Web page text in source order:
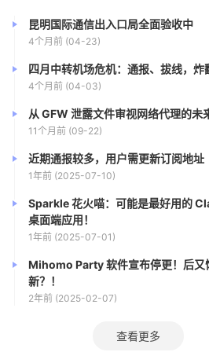
昆明国际通信出入口局全面验收中
4个月前 (04-23)
四月中转机场危机：通报、拔线，炸
4个月前 (04-03)
从 GFW 泄露文件审视网络代理的未
11个月前 (09-22)
近期通报较多，用户需更新订阅地址
1年前 (2025-07-10)
Sparkle 花火喵：可能是最好用的
桌面端应用！
1年前 (2025-07-01)
Mihomo Party 软件宣布停更！后又
新？！
2年前 (2025-02-07)
查看更多